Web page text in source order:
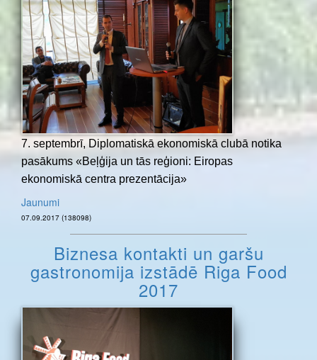
7. septembrī, Diplomatiskā ekonomiskā clubā notika
pasākums «Beļģija un tās reģioni: Eiropas
ekonomiskā centra prezentācija»
Jaunumi
07.09.2017 (138098)
Biznesa kontakti un garšu
gastronomija izstādē Riga Food
2017